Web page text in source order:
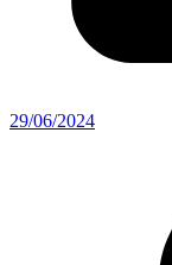
29/06/2024